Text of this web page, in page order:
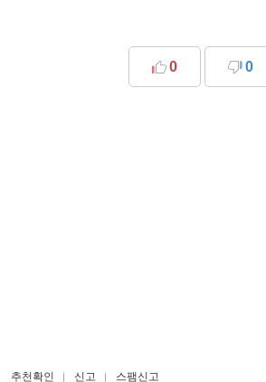
0 0
추천확인 신고 스팸신고